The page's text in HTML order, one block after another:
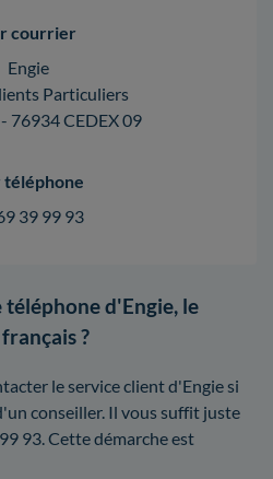
courrier
Engie
Particuliers
76934 CEDEX 09
téléphone
39 99 93
d'Engie, le
?
le service client d'Engie si
conseiller. Il vous suffit juste
93. Cette démarche est